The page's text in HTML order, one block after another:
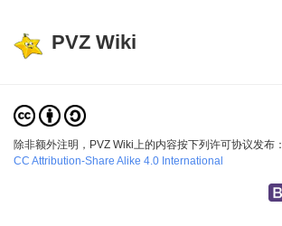
PVZ Wiki
除非额外注明，PVZ Wiki上的内容按下列许可协议发布：
CC Attribution-Share Alike 4.0 International